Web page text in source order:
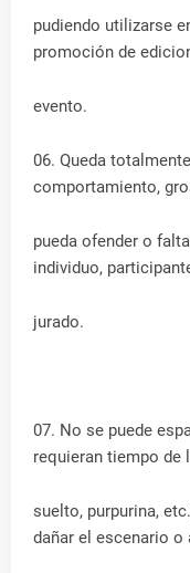
pudiendo utilizarse
promoción de
evento.
06. Queda
comportamiento,
pueda ofender o
individuo,
jurado.
07. No se puede
requieran tiempo de
suelto, purpurina,
dañar el escenario